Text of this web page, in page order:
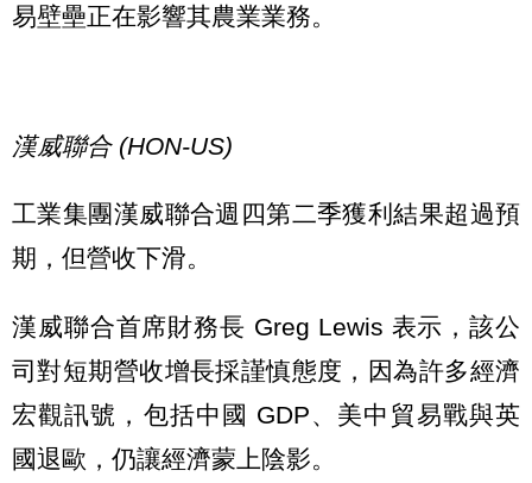
易壁壘正在影響其農業業務。
漢威聯合 (HON-US)
工業集團漢威聯合週四第二季獲利結果超過預
期，但營收下滑。
漢威聯合首席財務長 Greg Lewis 表示，該公
司對短期營收增長採謹慎態度，因為許多經濟
宏觀訊號，包括中國 GDP、美中貿易戰與英
國退歐，仍讓經濟蒙上陰影。